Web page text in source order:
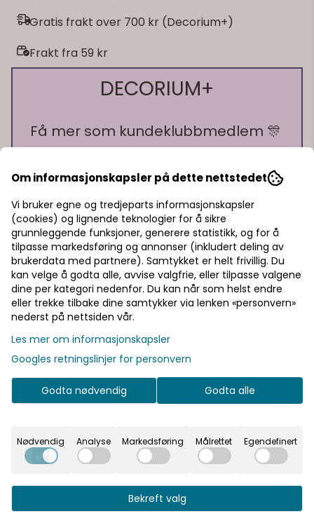
Gratis frakt over 700 kr (Decorium+)
Frakt fra 59 kr
DECORIUM+
Få mer som kundeklubbmedlem 🎊
🎁 15% rabatt på ett kjøp
🎁 Gratis frakt over 700 kr
Pst! Husk å logge inn!
Bli medlem - få gratis frakt fra 700 kr
Informasjon
En leken lunsjserviett som tilfører borddekkingen
personlighet og et sjarmerende uttrykk. Perfekt når
du vil skape en hyggelig og avslappet stemning
20 stk
På lager På lager
Om informasjonskapsler på dette nettstedet
Vi bruker egne og tredjeparts informasjonskapsler
(cookies) og lignende teknologier for å sikre
grunnleggende funksjoner, generere statistikk, og for å
tilpasse markedsføring og annonser (inkludert deling av
brukerdata med partnere). Samtykket er helt frivillig. Du
kan velge å godta alle, avvise valgfrie, eller tilpasse valgene
dine per kategori nedenfor. Du kan når som helst endre
eller trekke tilbake dine samtykker via lenken «personvern»
nederst på nettsiden vår.
Les mer om informasjonskapsler
Googles retningslinjer for personvern
Godta nødvendig Godta alle
Nødvendig Analyse Markedsføring Målrettet Egendefinert
Bekreft valg